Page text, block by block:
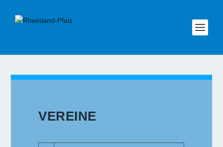
VEREINE